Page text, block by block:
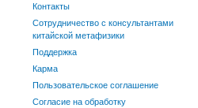
Контакты
Сотрудничество с консультантами
китайской метафизики
Поддержка
Карма
Пользовательское соглашение
Согласие на обработку